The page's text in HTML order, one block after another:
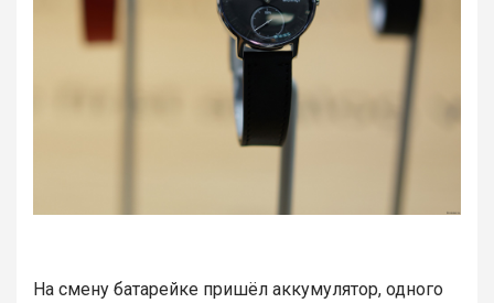
На смену батарейке пришёл аккумулятор, одного